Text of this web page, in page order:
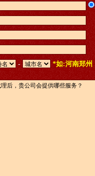
- *如:河南郑州